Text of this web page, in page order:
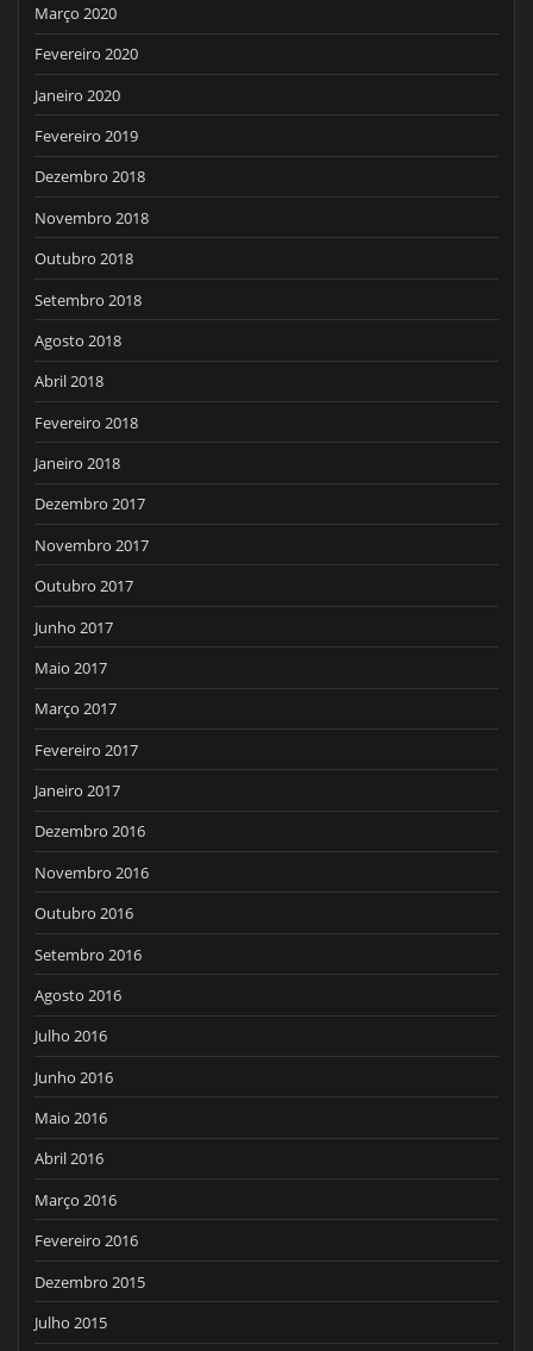
Março 2020
Fevereiro 2020
Janeiro 2020
Fevereiro 2019
Dezembro 2018
Novembro 2018
Outubro 2018
Setembro 2018
Agosto 2018
Abril 2018
Fevereiro 2018
Janeiro 2018
Dezembro 2017
Novembro 2017
Outubro 2017
Junho 2017
Maio 2017
Março 2017
Fevereiro 2017
Janeiro 2017
Dezembro 2016
Novembro 2016
Outubro 2016
Setembro 2016
Agosto 2016
Julho 2016
Junho 2016
Maio 2016
Abril 2016
Março 2016
Fevereiro 2016
Dezembro 2015
Julho 2015